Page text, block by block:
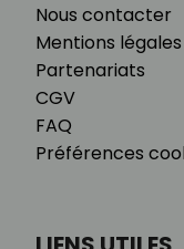
Nous contacter
Mentions légales
Partenariats
CGV
FAQ
Préférences